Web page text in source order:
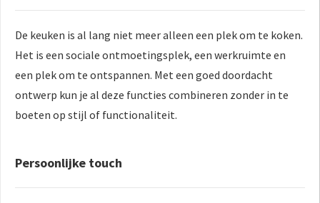
De keuken is al lang niet meer alleen een plek om te koken.
Het is een sociale ontmoetingsplek, een werkruimte en
een plek om te ontspannen. Met een goed doordacht
ontwerp kun je al deze functies combineren zonder in te
boeten op stijl of functionaliteit.
Persoonlijke touch